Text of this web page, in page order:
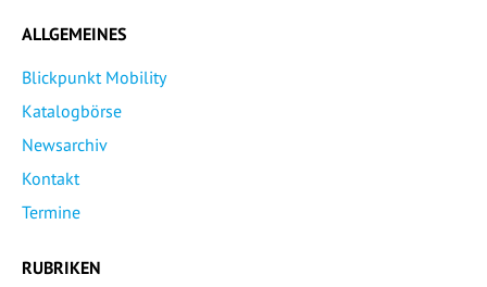
ALLGEMEINES
Blickpunkt Mobility
Katalogbörse
Newsarchiv
Kontakt
Termine
RUBRIKEN